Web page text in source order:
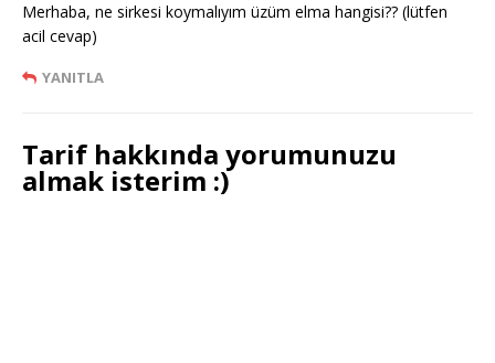
Merhaba, ne sirkesi koymalıyım üzüm elma hangisi?? (lütfen
acil cevap)
YANITLA
Tarif hakkında yorumunuzu
almak isterim :)